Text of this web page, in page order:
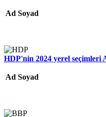
Ad Soyad
HDP'nin 2024 yerel
Ad Soyad